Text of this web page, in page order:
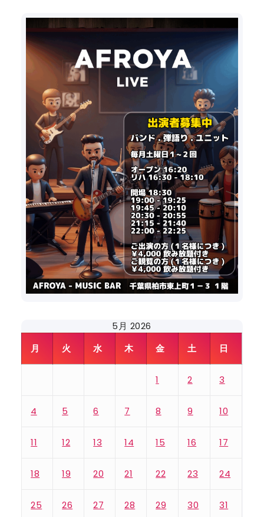
5月 2026
月
火 水 木 金 土 日
1 2 3
4 5 6 7 8 9 10
11 12 13 14 15 16 17
18 19 20 21 22 23 24
25 26 27 28 29 30 31